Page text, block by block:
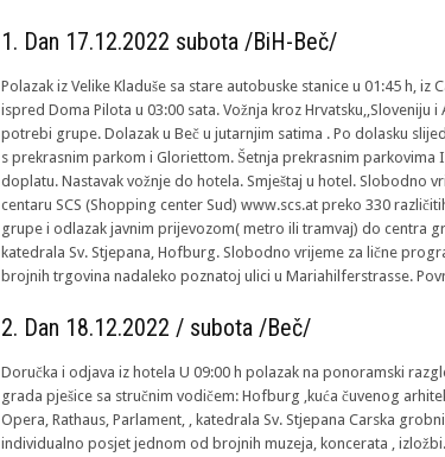
1. Dan 17.12.2022 subota /BiH-Beč/
Polazak iz Velike Kladuše sa stare autobuske stanice u 01:45 h, iz
ispred Doma Pilota u 03:00 sata. Vožnja kroz Hrvatsku,,Sloveniju
potrebi grupe. Dolazak u Beč u jutarnjim satima . Po dolasku
s prekrasnim parkom i Gloriettom. Šetnja prekrasnim
doplatu. Nastavak vožnje do hotela. Smještaj u hotel. Slobodno
centaru SCS (Shopping center Sud) www.scs.at preko 330
grupe i odlazak javnim prijevozom( metro ili tramvaj) do centra
katedrala Sv. Stjepana, Hofburg. Slobodno vrijeme za lične
brojnih trgovina nadaleko poznatoj ulici u Mariahilferstrasse.
2. Dan 18.12.2022 / subota /Beč/
Doručka i odjava iz hotela U 09:00 h polazak na ponoramski
grada pješice sa stručnim vodičem: Hofburg ,kuća čuvenog
Opera, Rathaus, Parlament, , katedrala Sv. Stjepana Carska
individualno posjet jednom od brojnih muzeja, koncerata ,